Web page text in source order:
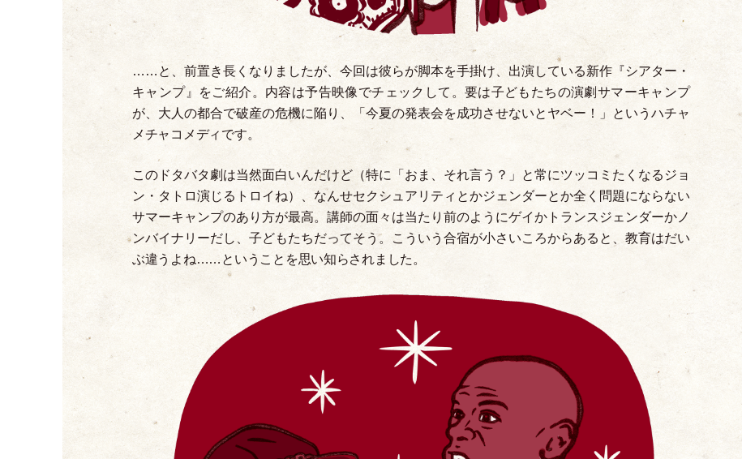
……と、前置き長くなりましたが、今回は彼らが脚本を手掛け、出演している新作『シアター ・
キャンプ』をご紹介。内容は予告映像でチェックして。要は子どもたちの演劇サマーキャンプ
が、大人の都合で破産の危機に陥り、
「今夏の発表会を成功させないとヤベー！ 」 というハチャ
メチャコメディです。
このドタバタ劇は当然面白いんだけど （特に 「 おま、それ言う？ 」
と常にツッコミたくなるジョ
ン ・ タトロ演じるトロイね）
、なんせセクシュアリティとかジェンダーとか全く問題にならない
サマーキャンプのあり方が最高。講師の面々は当たり前のようにゲイかトランスジェンダーかノ
ンバイナリーだし、子どもたちだってそう。こういう合宿が小さいころからあると、教育はだい
ぶ違うよね……ということを思い知らされました。